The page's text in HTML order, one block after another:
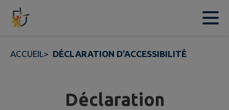
Contenu
ACCUEIL> DÉCLARATION D'ACCESSIBILITÉ
Déclaration